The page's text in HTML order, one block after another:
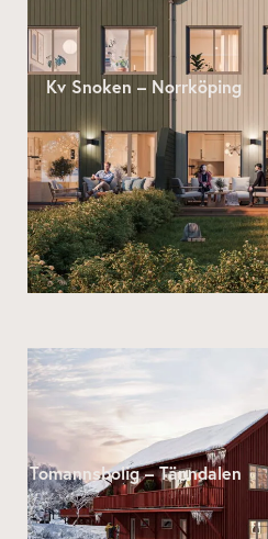
Kv Snoken – Norrköping
Tomannsbolig – Tänndalen